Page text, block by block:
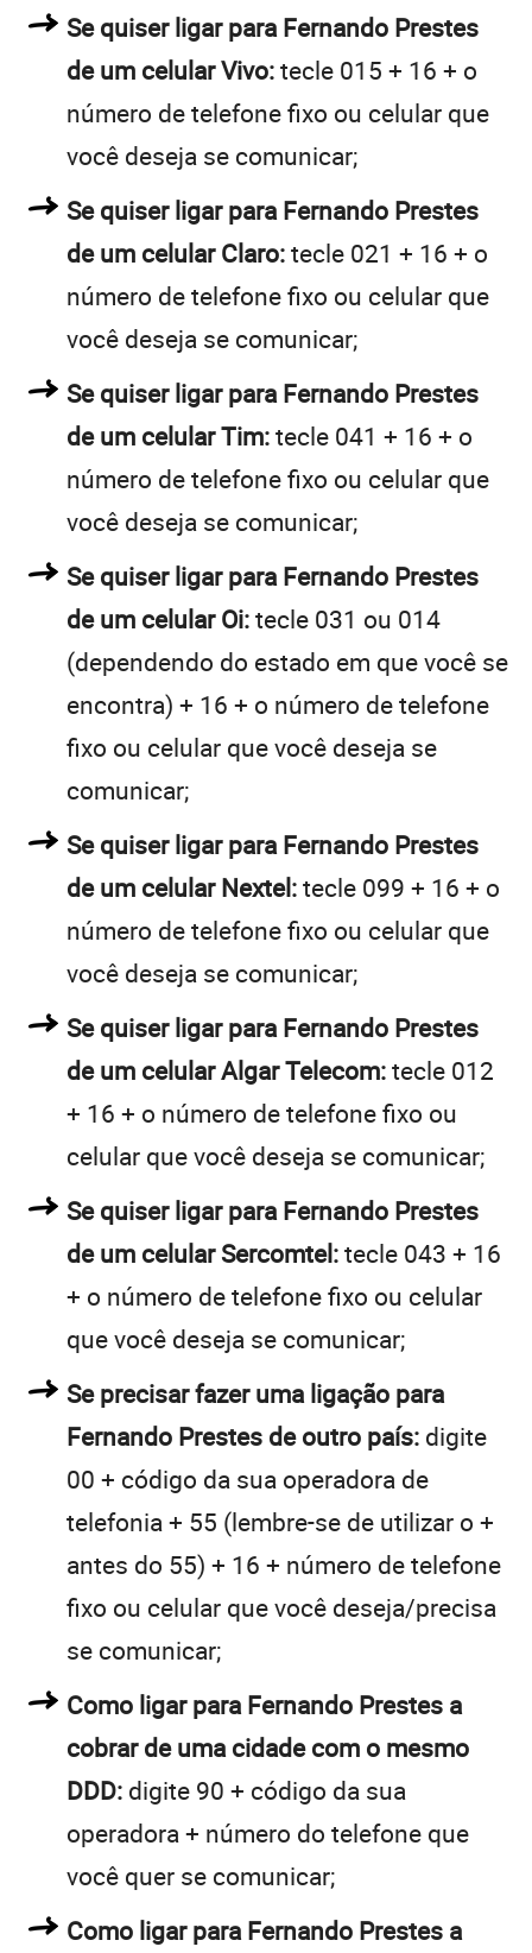
Se quiser ligar para Fernando Prestes
de um celular Vivo:tecle 015 + 16 + o
número de telefone fixo ou celular que
você deseja se comunicar;
Se quiser ligar para Fernando Prestes
de um celular Claro:tecle 021 + 16 + o
número de telefone fixo ou celular que
você deseja se comunicar;
Se quiser ligar para Fernando Prestes
de um celular Tim:tecle 041 + 16 + o
número de telefone fixo ou celular que
você deseja se comunicar;
Se quiser ligar para Fernando Prestes
de um celular Oi:tecle 031 ou 014
(dependendo do estado em que você se
encontra) + 16 + o número de telefone
fixo ou celular que você deseja se
comunicar;
Se quiser ligar para Fernando Prestes
de um celular Nextel:tecle 099 + 16 + o
número de telefone fixo ou celular que
você deseja se comunicar;
Se quiser ligar para Fernando Prestes
de um celular Algar Telecom:tecle 012
+ 16 + o número de telefone fixo ou
celular que você deseja se comunicar;
Se quiser ligar para Fernando Prestes
de um celular Sercomtel:tecle 043 + 16
+ o número de telefone fixo ou celular
que você deseja se comunicar;
Se precisar fazer uma ligação para
Fernando Prestes de outro país: digite
00 + código da sua operadora de
telefonia + 55 (lembre-se de utilizar o +
antes do 55) + 16 + número de telefone
fixo ou celular que você deseja/precisa
se comunicar;
Como ligar para Fernando Prestes a
cobrar de uma cidade com o mesmo
DDD: digite 90 + código da sua
operadora + número do telefone que
você quer se comunicar;
Como ligar para Fernando Prestes a